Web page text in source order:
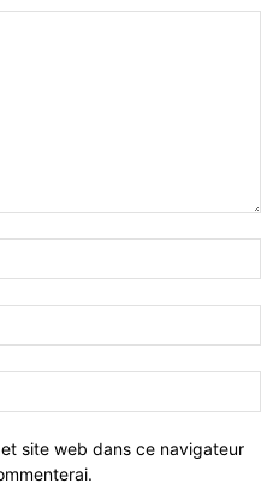
site web dans ce navigateur